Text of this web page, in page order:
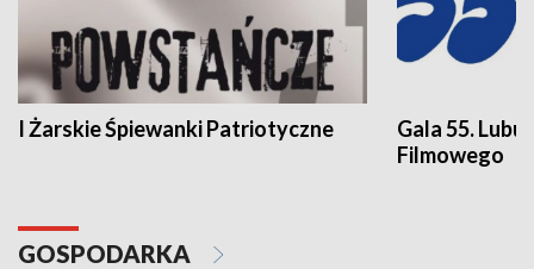
I Żarskie Śpiewanki Patriotyczne
Gala 55.
Filmowego
GOSPODARKA